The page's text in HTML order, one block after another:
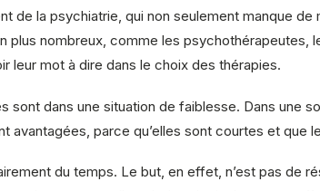
de la psychiatrie, qui non seulement manque
plus nombreux, comme les
leur mot à dire dans le choix des thérapies.
sont dans une situation de faiblesse. Dans une
avantagées, parce qu’elles sont courtes et que
du temps. Le but, en effet, n’est pas de